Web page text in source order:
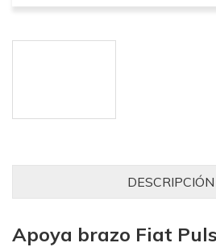
DESCRIPCIÓN
Apoya brazo Fiat